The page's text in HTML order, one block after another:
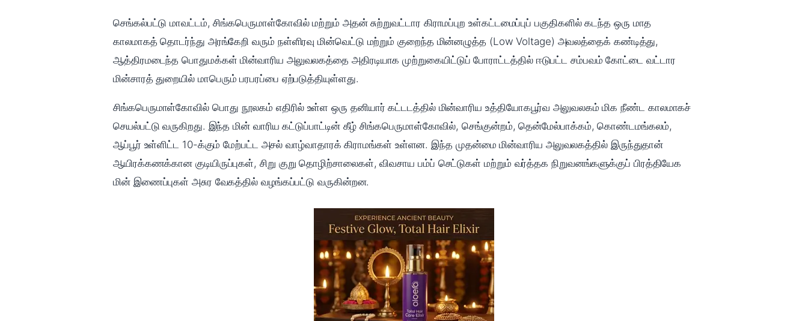
செங்கல்பட்டு மாவட்டம், சிங்கபெருமாள்கோவில் மற்றும் அதன் சுற்றுவட்டார கிராமப்புற உள்கட்டமைப்புப் பகுதிகளில் கடந்த ஒரு மாத
காலமாகத் தொடர்ந்து அரங்கேறி வரும் நள்ளிரவு மின்வெட்டு மற்றும் குறைந்த மின்னழுத்த (Low Voltage) அவலத்தைக் கண்டித்து,
ஆத்திரமடைந்த பொதுமக்கள் மின்வாரிய அலுவலகத்தை அதிரடியாக முற்றுகையிட்டுப் போராட்டத்தில் ஈடுபட்ட சம்பவம் கோட்டை வட்டார
மின்சாரத் துறையில் மாபெரும் பரபரப்பை ஏற்படுத்தியுள்ளது.
சிங்கபெருமாள்கோவில் பொது நூலகம் எதிரில் உள்ள ஒரு தனியார் கட்டடத்தில் மின்வாரிய உத்தியோகபூர்வ அலுவலகம் மிக நீண்ட காலமாகச்
செயல்பட்டு வருகிறது. இந்த மின் வாரிய கட்டுப்பாட்டின் கீழ் சிங்கபெருமாள்கோவில், செங்குன்றம், தென்மேல்பாக்கம், கொண்டமங்கலம்,
ஆப்பூர் உள்ளிட்ட 10-க்கும் மேற்பட்ட அசல் வாழ்வாதாரக் கிராமங்கள் உள்ளன. இந்த முதன்மை மின்வாரிய அலுவலகத்தில் இருந்துதான்
ஆயிரக்கணக்கான குடியிருப்புகள், சிறு குறு தொழிற்சாலை‍கள், விவசாய பம்ப் செட்டுகள் மற்றும் வர்த்தக நிறுவனங்களுக்குப் பிரத்தியேக
மின் இணைப்புகள் அசுர வேகத்தில் வழங்கப்பட்டு வருகின்றன.